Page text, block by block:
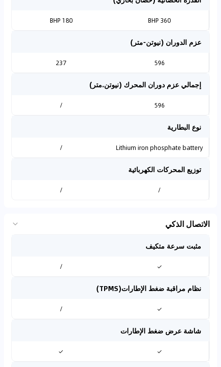
360 BHP
180 BHP
عزم الدوران (نيوتن-متر)
596
237
إجمالي عزم دوران المحرك (نيوتن.متر)
596
/
نوع البطارية
Lithium iron phosphate battery
/
توزيع المحركات الكهربائية
/
/
الاتصال الذكي
مثبت سرعة متكيف
✓
/
نظام مراقبة ضغط الإطارات(TPMS)
✓
/
شاشة عرض ضغط الإطارات
✓
✓